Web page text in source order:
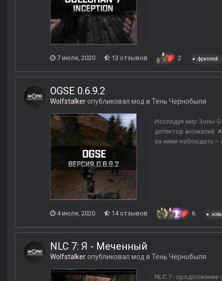
7 июля, 2020 13 отзывов 2 фриплей
OGSE 0.6.9.2
Wolfstalker опубликовал мод в Тень Чернобыля
Исследуя мир Зоны
детектор аномалий.
за ними наблюдать –
4 июля, 2020 14 отзывов 6
NLC 7: Я - Меченный
Wolfstalker опубликовал мод в Тень Чернобыля
NLC 7 - продолжение